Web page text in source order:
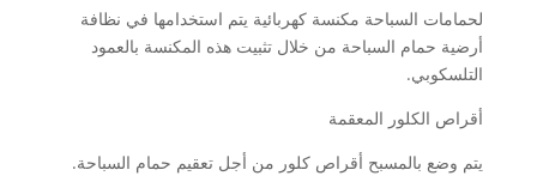
لحمامات السباحة مكنسة كهربائية يتم استخدامها في نظافة
أرضية حمام السباحة من خلال تثبيت هذه المكنسة بالعمود
التلسكوبي.
أقراص الكلور المعقمة
يتم وضع بالمسبح أقراص كلور من أجل تعقيم حمام السباحة.